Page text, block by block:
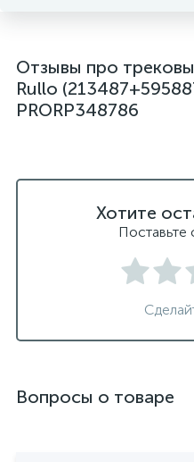
Отзывы про
Rullo
PRORP348786
Хотите
Поставьте
Вопросы о товаре